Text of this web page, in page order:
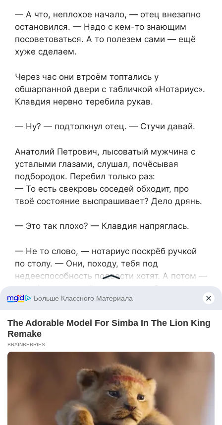
— А что, неплохое начало, — отец внезапно
остановился. — Надо с кем-то знающим
посоветоваться. А то полезем сами — ещё
хуже сделаем.
Через час они втроём топтались у
обшарпанной двери с табличкой «Нотариус».
Клавдия нервно теребила рукав.
— Ну? — подтолкнул отец. — Стучи давай.
Анатолий Петрович, лысоватый мужчина с
усталыми глазами, слушал, почёсывая
подбородок. Перебил только раз:
— То есть свекровь соседей обходит, про
твоё состояние выспрашивает? Дело дрянь.
— Это так плохо? — Клавдия напряглась.
— Не то слово, — нотариус поскрёб ручкой
по столу. — Они, походу, тебя под
недееспособность подвести хотят. А потом —
имуществом распоряжается.
— Но это же моя квартира! Добрачная —
голос Клавдии дрогнул.
— Вот именно, что твоя, — кивнул Анатолий
Петрович. — Иначе бы так не суетились.
Слушай, я знаю одного толкового юриста…
— А документы? Как без них? — вклинился